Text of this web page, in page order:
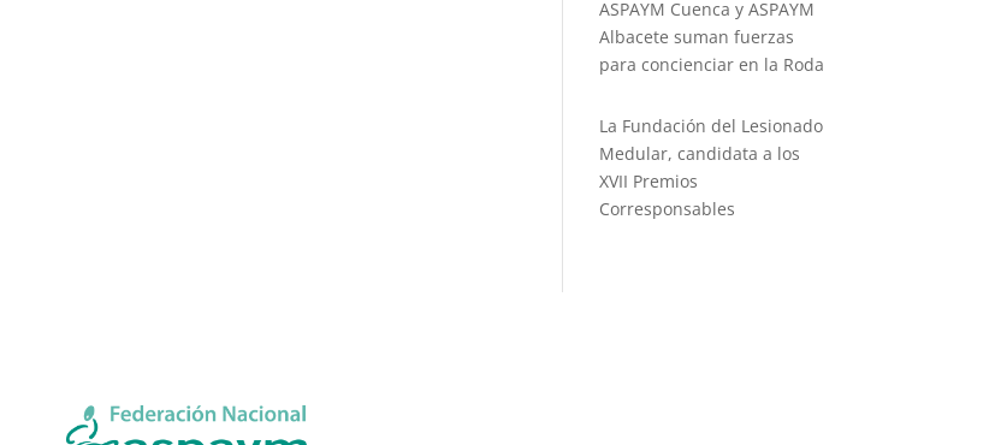
ASPAYM Cuenca y ASPAYM
Albacete suman fuerzas
para concienciar en la Roda
La Fundación del Lesionado
Medular, candidata a los
XVII Premios
Corresponsables